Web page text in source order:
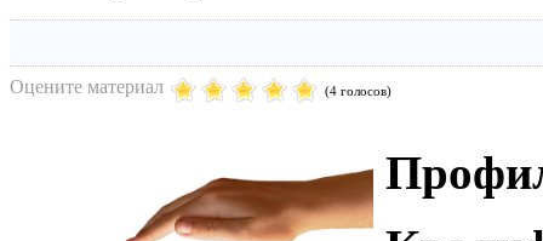
Оцените материал (4 голосов)